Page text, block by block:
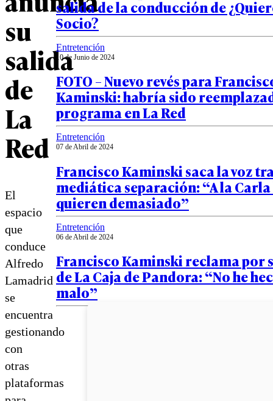
su
salida
de
La
Red
El
espacio
que
conduce
Alfredo
Lamadrid
se
encuentra
gestionando
con
otras
plataformas
salida de la conducción de
Socio?
Entretención
10 de Junio de 2024
FOTO – Nuevo revés para
Kaminski: habría sido
programa en La Red
Entretención
07 de Abril de 2024
Francisco Kaminski saca la voz
mediática separación: “A la
quieren demasiado”
Entretención
06 de Abril de 2024
Francisco Kaminski reclama por
de La Caja de Pandora: “No he
malo”